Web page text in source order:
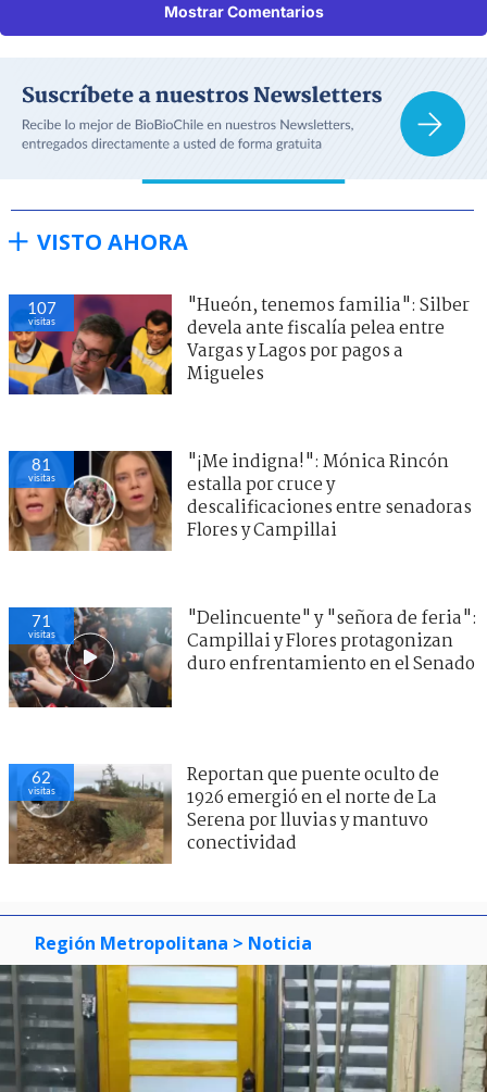
Mostrar Comentarios
VISTO AHORA
107
visitas
"Hueón, tenemos familia": Silber
devela ante fiscalía pelea entre
Vargas y Lagos por pagos a
Migueles
81
visitas
"¡Me indigna!": Mónica Rincón
estalla por cruce y
descalificaciones entre senadoras
Flores y Campillai
71
visitas
"Delincuente" y "señora de feria":
Campillai y Flores protagonizan
duro enfrentamiento en el Senado
62
visitas
Reportan que puente oculto de
1926 emergió en el norte de La
Serena por lluvias y mantuvo
conectividad
Región Metropolitana > Noticia